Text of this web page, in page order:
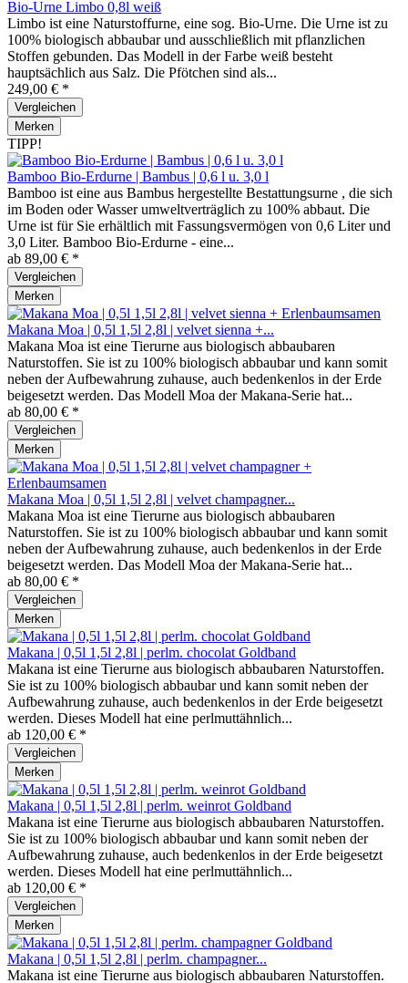
Bio-Urne Limbo 0,8l weiß
Limbo ist eine Naturstoffurne, eine sog. Bio-Urne. Die Urne ist zu
100% biologisch abbaubar und ausschließlich mit pflanzlichen
Stoffen gebunden. Das Modell in der Farbe weiß besteht
hauptsächlich aus Salz. Die Pfötchen sind als...
249,00 € *
Vergleichen
Merken
TIPP!
Bamboo Bio-Erdurne | Bambus | 0,6 l u. 3,0 l
Bamboo ist eine aus Bambus hergestellte Bestattungsurne , die sich
im Boden oder Wasser umweltverträglich zu 100% abbaut. Die
Urne ist für Sie erhältlich mit Fassungsvermögen von 0,6 Liter und
3,0 Liter. Bamboo Bio-Erdurne - eine...
ab 89,00 € *
Vergleichen
Merken
Makana Moa | 0,5l 1,5l 2,8l | velvet sienna +...
Makana Moa ist eine Tierurne aus biologisch abbaubaren
Naturstoffen. Sie ist zu 100% biologisch abbaubar und kann somit
neben der Aufbewahrung zuhause, auch bedenkenlos in der Erde
beigesetzt werden. Das Modell Moa der Makana-Serie hat...
ab 80,00 € *
Vergleichen
Merken
Makana Moa | 0,5l 1,5l 2,8l | velvet champagner...
Makana Moa ist eine Tierurne aus biologisch abbaubaren
Naturstoffen. Sie ist zu 100% biologisch abbaubar und kann somit
neben der Aufbewahrung zuhause, auch bedenkenlos in der Erde
beigesetzt werden. Das Modell Moa der Makana-Serie hat...
ab 80,00 € *
Vergleichen
Merken
Makana | 0,5l 1,5l 2,8l | perlm. chocolat Goldband
Makana ist eine Tierurne aus biologisch abbaubaren Naturstoffen.
Sie ist zu 100% biologisch abbaubar und kann somit neben der
Aufbewahrung zuhause, auch bedenkenlos in der Erde beigesetzt
werden. Dieses Modell hat eine perlmuttähnlich...
ab 120,00 € *
Vergleichen
Merken
Makana | 0,5l 1,5l 2,8l | perlm. weinrot Goldband
Makana ist eine Tierurne aus biologisch abbaubaren Naturstoffen.
Sie ist zu 100% biologisch abbaubar und kann somit neben der
Aufbewahrung zuhause, auch bedenkenlos in der Erde beigesetzt
werden. Dieses Modell hat eine perlmuttähnlich...
ab 120,00 € *
Vergleichen
Merken
Makana | 0,5l 1,5l 2,8l | perlm. champagner...
Makana ist eine Tierurne aus biologisch abbaubaren Naturstoffen.